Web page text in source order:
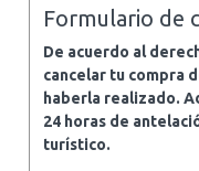
Formulario de
De acuerdo al
cancelar tu compra
haberla realizado.
24 horas de
turístico.